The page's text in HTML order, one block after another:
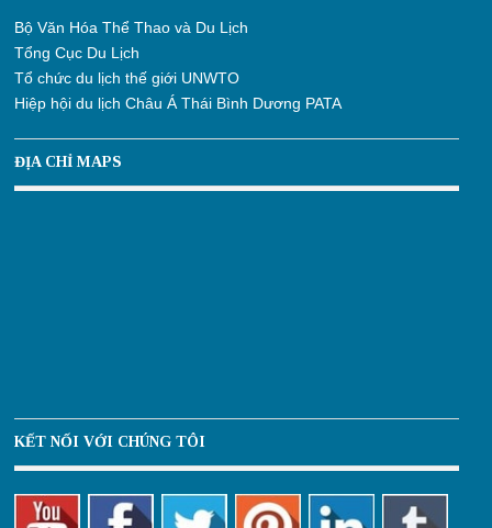
Bộ Văn Hóa Thể Thao và Du Lịch
Tổng Cục Du Lịch
Tổ chức du lịch thế giới UNWTO
Hiệp hội du lịch Châu Á Thái Bình Dương PATA
ĐỊA CHỈ MAPS
KẾT NỐI VỚI CHÚNG TÔI